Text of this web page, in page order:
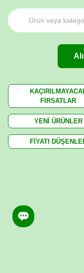
FIRSATLAR
YENİ ÜRÜNLER
FİYATI